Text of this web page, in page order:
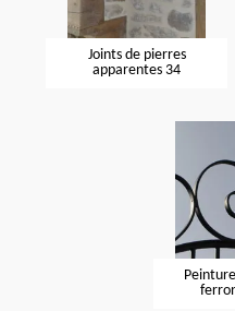
Joints de pierres
apparentes 34